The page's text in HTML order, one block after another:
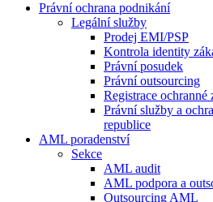
Právní ochrana podnikání
Legální služby
Prodej EMI/PSP
Kontrola identity
Právní posudek
Právní outsourcing
Registrace ochranné
Právní služby a
republice
AML poradenství
Sekce
AML audit
AML podpora a
Outsourcing AML